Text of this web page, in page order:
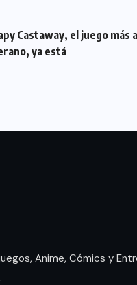
Castaway, el juego más
ya está
Anime, Cómics y